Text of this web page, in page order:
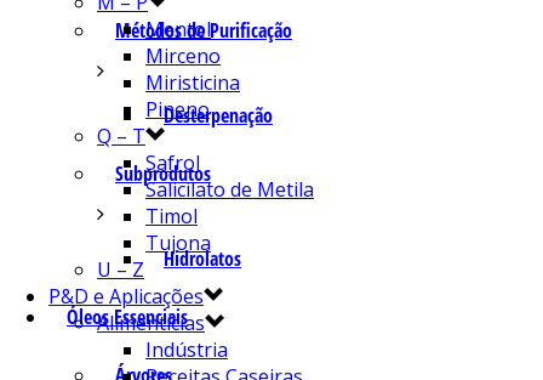
Métodos de Purificação
Desterpenação
Subprodutos
Hidrolatos
Óleos Essenciais
Mentol
Mirceno
Miristicina
Pineno
Q – T
Safrol
Salicilato de Metila
Timol
Tujona
U – Z
P&D e Aplicações
Alimentícias
Indústria